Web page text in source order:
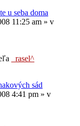
u seba doma
11:25 am » v
_rasel^
sád
4:41 pm » v